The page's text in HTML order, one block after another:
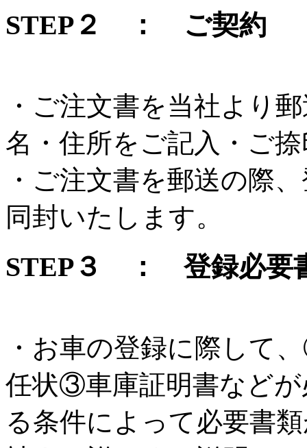
STEP２ ： ご契約
・ご注文書を当社より
名・住所をご記入・ご
・ご注文書を郵送の際
同封いたします。
STEP３ ： 登録必要
・お車の登録に際して
任状③車庫証明書など
る条件によって必要書